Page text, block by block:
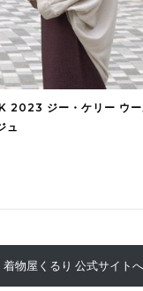
2023 ジー・ケリー ウー
ュ
着物屋くるり 公式サイトへ